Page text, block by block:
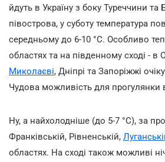
йдуть в Україну з боку Туреччини та
півострова, у суботу температура
середньому до 6-10 °С. Особливо
областях та на південному сході - в
Миколаєві, Дніпрі та Запоріжжі
Чудова можливість для прогулянки
Ну, а найхолодніше (до 5-7 °С), за
Франківській, Рівненській,
областях. На сході також можливі